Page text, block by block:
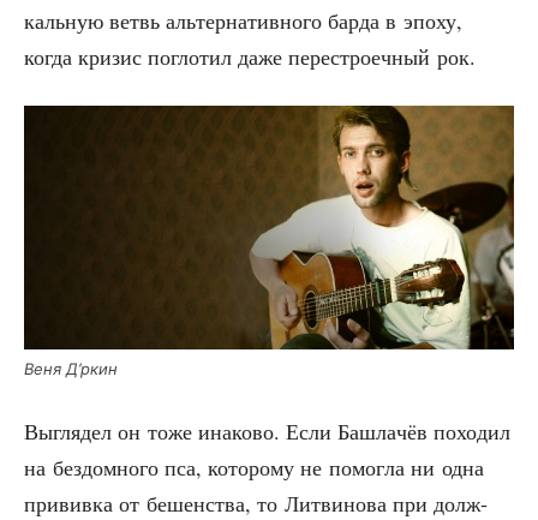
каль­ную ветвь аль­тер­на­тив­но­го бар­да в эпо­ху,
когда кри­зис погло­тил даже пере­стро­еч­ный рок.
Веня Д’ркин
Выгля­дел он тоже ина­ко­во. Если Башла­чёв похо­дил
на без­дом­но­го пса, кото­ро­му не помог­ла ни одна
при­вив­ка от бешен­ства, то Лит­ви­но­ва при долж­